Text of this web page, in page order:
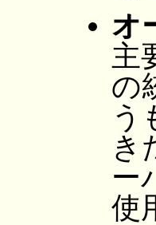
オ
主
の
う
き
ー
使